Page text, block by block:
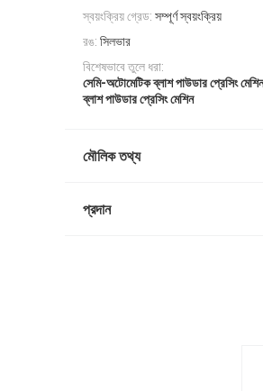
স্বয়ংক্রিয় গ্রেড: সম্পূর্ণ স্বয়ংক্রিয়
রঙ: সিলভার
বিশেষভাবে তুলে ধরা:
সেমি-অটোমেটিক ব্লাশ পাউডার প্রেসিং মেশিন
ব্লাশ পাউডার প্রেসিং মেশিন
মৌলিক তথ্য
প্রদান